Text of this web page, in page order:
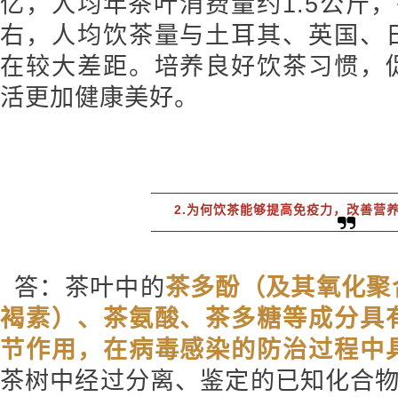
右，人均饮茶量与土耳其、英国、
在较大差距。培养良好饮茶习惯，
活更加健康美好。
2.为何饮茶能够提高免疫力，改善营
答：茶叶中的茶多酚（及其氧化
褐素）、茶氨酸、茶多糖等成分具
节作用，在病毒感染的防治过程中
茶树中经过分离、鉴定的已知化合